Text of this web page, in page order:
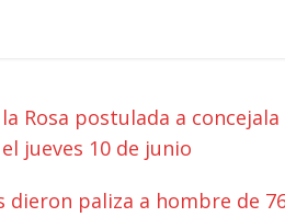
Rosa postulada a
jueves 10 de junio
dieron paliza a hombre de